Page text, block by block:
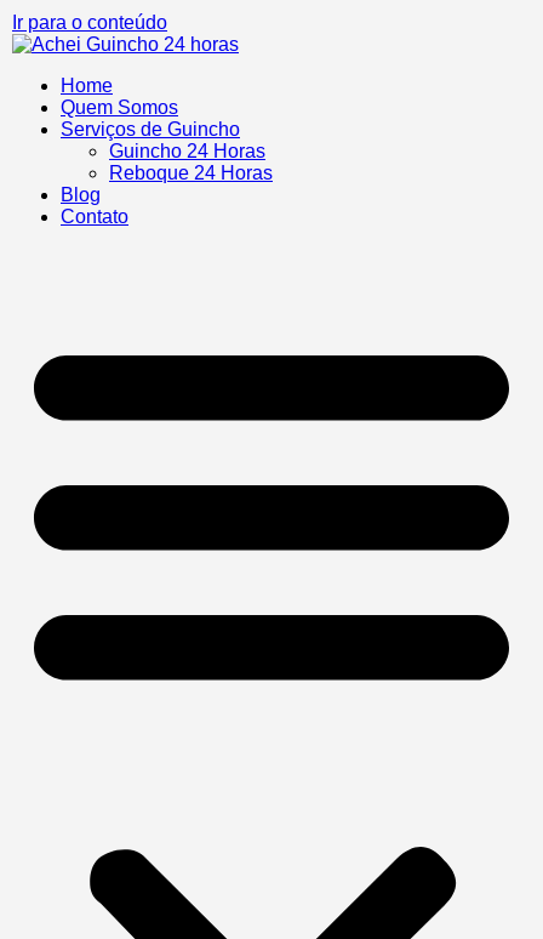
Ir para o conteúdo
Home
Quem Somos
Serviços de Guincho
Guincho 24 Horas
Reboque 24 Horas
Blog
Contato